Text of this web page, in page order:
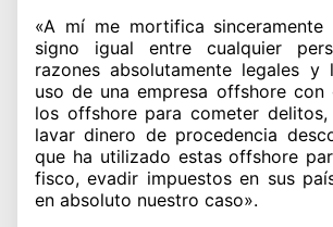
«A mí me mortifica sinceramente
signo igual entre cualquier
razones absolutamente legales y
uso de una empresa offshore con
los offshore para cometer
lavar dinero de procedencia
que ha utilizado estas offshore
fisco, evadir impuestos en sus
en absoluto nuestro caso».